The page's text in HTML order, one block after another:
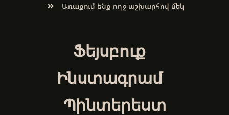
Առաքում ենք ողջ աշխարհով մեկ
Ֆեյսբուք
Ինստագրամ
Պինտերեստ